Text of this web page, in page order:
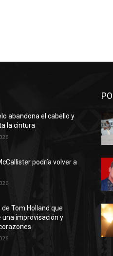
abandona el cabello y
la cintura
podría volver a
de Tom Holland que
una improvisación y